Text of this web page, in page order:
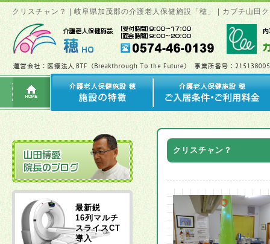
クリスチャン？ | 岐阜県加茂郡の介護老人保健施設「穂」 | カブチ山田
クリスチャン？
最新鋭
16列マルチ
スライスCT
導入